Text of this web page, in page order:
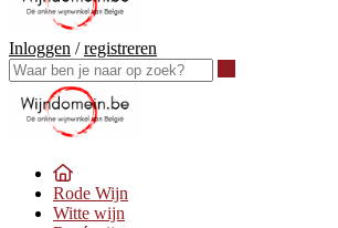
Inloggen /registreren
Rode Wijn
Witte wijn